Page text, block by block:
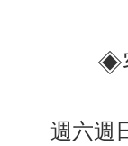
◈
週六週